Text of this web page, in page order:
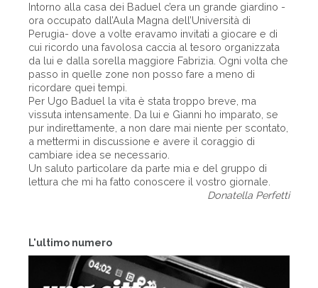
L'ultimo numero
Intorno alla casa dei Baduel c’era un grande giardino -
ora occupato dall’Aula Magna dell’Università di
Perugia- dove a volte eravamo invitati a giocare e di
cui ricordo una favolosa caccia al tesoro organizzata
da lui e dalla sorella maggiore Fabrizia. Ogni volta che
passo in quelle zone non posso fare a meno di
ricordare quei tempi.
Per Ugo Baduel la vita è stata troppo breve, ma
vissuta intensamente. Da lui e Gianni ho imparato, se
pur indirettamente, a non dare mai niente per scontato,
a mettermi in discussione e avere il coraggio di
cambiare idea se necessario.
Un saluto particolare da parte mia e del gruppo di
lettura che mi ha fatto conoscere il vostro giornale.
Donatella Perfetti